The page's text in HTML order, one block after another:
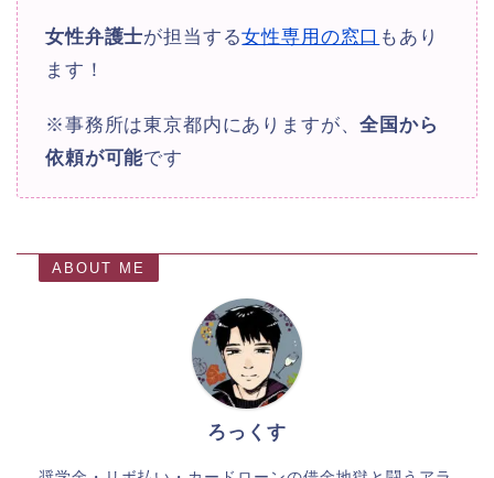
女性弁護士が担当する女性専用の窓口 もあり
ます！
※事務所は東京都内にありますが、全国から
依頼が可能です
ABOUT ME
ろっくす